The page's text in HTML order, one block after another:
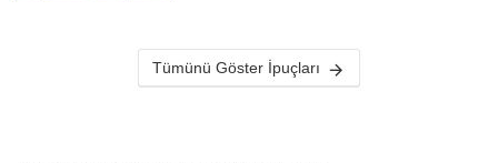
Tümünü Göster İpuçları